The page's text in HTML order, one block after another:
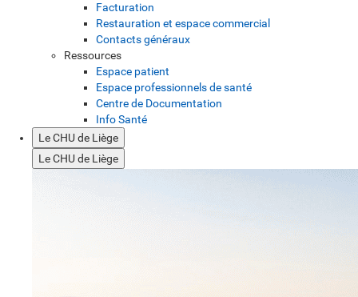
Facturation
Restauration et espace commercial
Contacts généraux
Ressources
Espace patient
Espace professionnels de santé
Centre de Documentation
Info Santé
Le CHU de Liège
Le CHU de Liège